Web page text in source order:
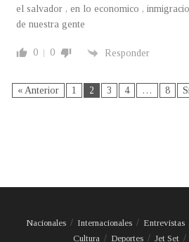
el salvador , en lo economico ,
de nuestra gente
0 0 Responder
« Anterior 1 2 3 4 … 8
Nacionales Internacionales Entrevistas
Cultura
Deportes Jet Set